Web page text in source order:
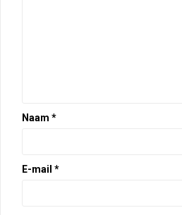
Naam *
E-mail *